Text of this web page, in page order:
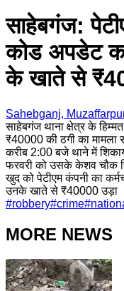
साहेबगंज:
कोड अपडेट
के खाते से
Sahebganj,
साहेबगंज थाना क्षेत्र के
₹40000 की ठगी का मामला
करीब 2:00 बजे थाने में
फरवरी को उसके केशव चौक
खुद को पेटीएम कंपनी का
उनके खाते से ₹40000 उड़ा
#robbery#crime#
MORE NEWS